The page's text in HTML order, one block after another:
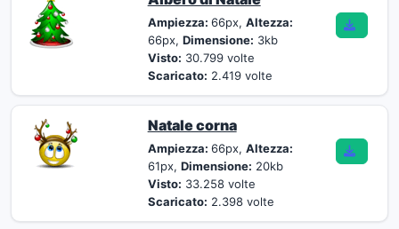
Ampiezza: 66px, Altezza:
66px, Dimensione: 3kb
Visto: 30.799 volte
Scaricato: 2.419 volte
Natale corna
Ampiezza: 66px, Altezza:
61px, Dimensione: 20kb
Visto: 33.258 volte
Scaricato: 2.398 volte